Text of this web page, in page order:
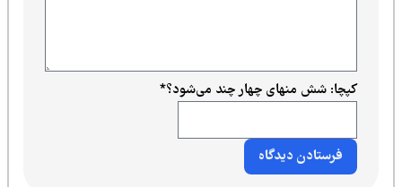
کپچا: شش منهای چهار چند می‌شود؟*